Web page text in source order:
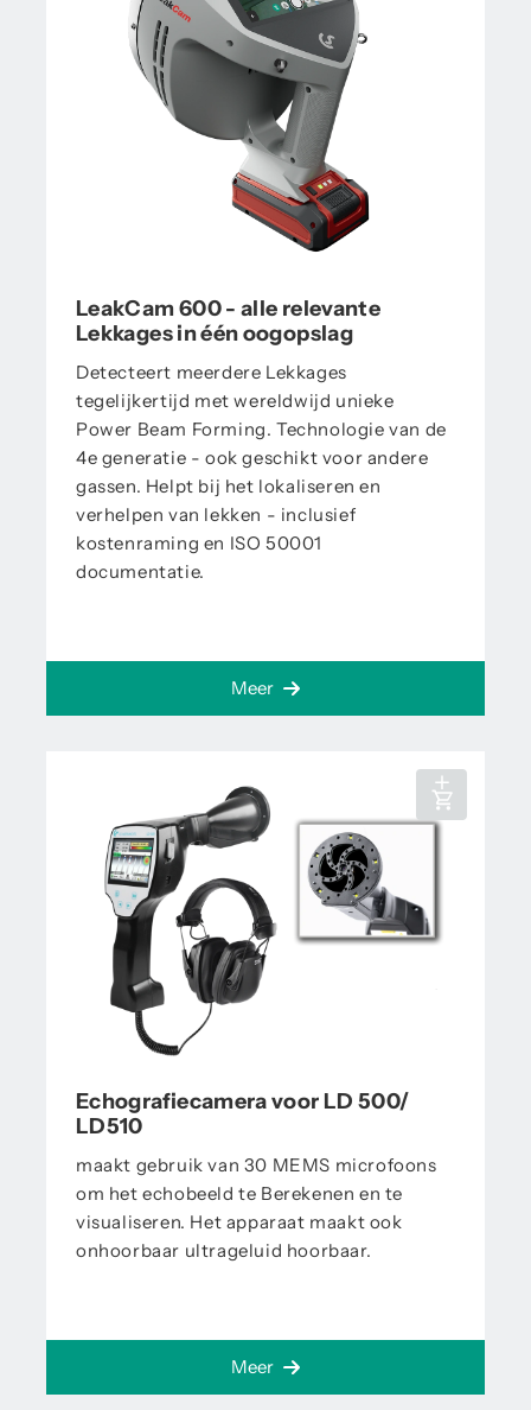
LeakCam 600 - alle relevante
Lekkages in één oogopslag
Detecteert meerdere Lekkages
tegelijkertijd met wereldwijd unieke
Power Beam Forming. Technologie van de
4e generatie - ook geschikt voor andere
gassen. Helpt bij het lokaliseren en
verhelpen van lekken - inclusief
kostenraming en ISO 50001
documentatie.
Meer
Echografiecamera voor LD 500/
LD510
maakt gebruik van 30 MEMS microfoons
om het echobeeld te Berekenen en te
visualiseren. Het apparaat maakt ook
onhoorbaar ultrageluid hoorbaar.
Meer